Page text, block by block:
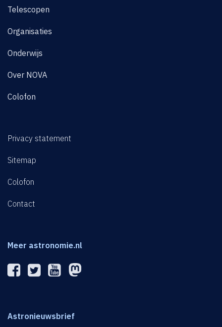
Telescopen
Organisaties
Onderwijs
Over NOVA
Colofon
Privacy statement
Sitemap
Colofon
Contact
Meer astronomie.nl
Astronieuwsbrief